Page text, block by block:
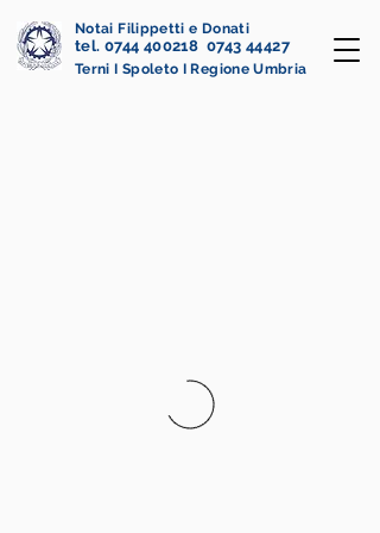
Notai Filippetti e Donati
tel. 0744 400218 0743 44427
Terni I Spoleto I Regione Umbria